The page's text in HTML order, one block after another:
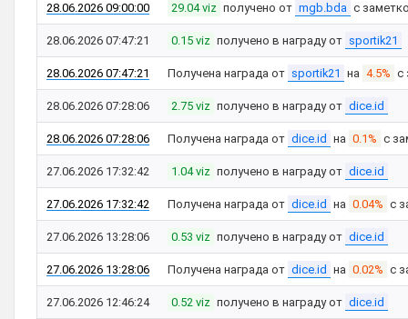
28.06.2026 09:00:00 29.04 viz получено от mgb.bda с
28.06.2026 07:47:21 0.15 viz получено в награду от sportik21
28.06.2026 07:47:21 Получена награда от sportik21 на 4.5% с
28.06.2026 07:28:06 2.75 viz получено в награду от dice.id
28.06.2026 07:28:06 Получена награда от dice.id на 0.1% с
27.06.2026 17:32:42 1.04 viz получено в награду от dice.id
27.06.2026 17:32:42 Получена награда от dice.id на 0.04% с
27.06.2026 13:28:06 0.53 viz получено в награду от dice.id
27.06.2026 13:28:06 Получена награда от dice.id на 0.02% с
27.06.2026 12:46:24 0.52 viz получено в награду от dice.id